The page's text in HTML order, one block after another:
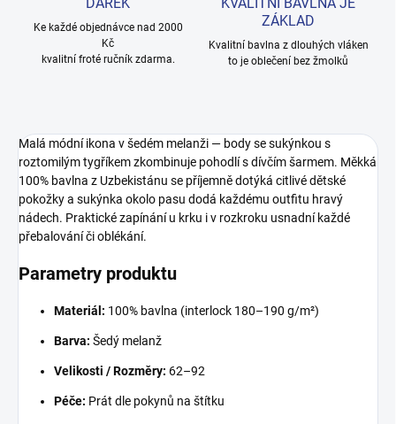
DÁREK
Ke každé objednávce nad 2000
Kč
kvalitní froté ručník zdarma.
KVALITNÍ BAVLNA JE
ZÁKLAD
Kvalitní bavlna z dlouhých vláken
to je oblečení bez žmolků
Malá módní ikona v šedém melanži — body se sukýnkou s
roztomilým tygříkem zkombinuje pohodlí s dívčím šarmem. Měkká
100% bavlna z Uzbekistánu se příjemně dotýká citlivé dětské
pokožky a sukýnka okolo pasu dodá každému outfitu hravý
nádech. Praktické zapínání u krku i v rozkroku usnadní každé
přebalování či oblékání.
Parametry produktu
Materiál: 100% bavlna (interlock 180–190 g/m²)
Barva: Šedý melanž
Velikosti / Rozměry: 62–92
Péče: Prát dle pokynů na štítku